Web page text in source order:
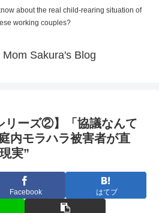
about the real child-rearing situation of
working couples?
Sakura's Blog
リーズ②】「協議なんて
内モラハラ被害者が直
実”
Facebook はてブ